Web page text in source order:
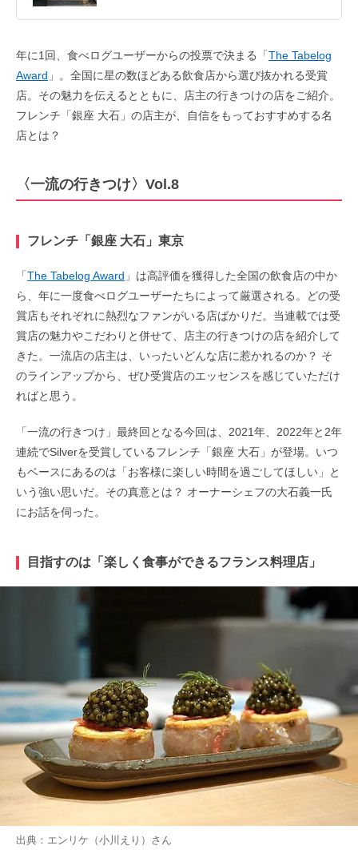
年に1回、食べログユーザーからの投票で決まる「The Tabelog
Award 」。全国に星の数ほどある飲食店から選び抜かれる受賞
店。その魅力を伝えるとともに、店主の行きつけの店をご紹介。
フレンチ「銀座 大石」の店主が、自信をもっておすすめする名
店とは？
〈一流の行きつけ〉Vol.8
フレンチ「銀座 大石」東京
「The Tabelog Award 」は高評価を獲得した全国の飲食店の中か
ら、年に一度食べログユーザーたちによって厳選される。どの受
賞店もそれぞれに熱烈なファンがいる店ばかりだ。当連載では受
賞店の魅力やこだわりと併せて、店主の行きつけの店を紹介して
きた。一流店の店主は、いったいどんな店に惹かれるのか？ そ
のラインアップから、ぜひ受賞店のエッセンスを感じていただけ
ればと思う。
「一流の行きつけ」最終回となる今回は、2021年、2022年と2年
連続でSilverを受賞しているフレンチ「銀座 大石」が登場。いつ
もベースにあるのは「お客様に楽しい時間を過ごしてほしい」と
いう強い思いだ。その真意とは？ オーナーシェフの大石義一氏
にお話を伺った。
目指すのは「楽しく食事ができるフランス料理店」
出典： エンリケ（小川えり） さん